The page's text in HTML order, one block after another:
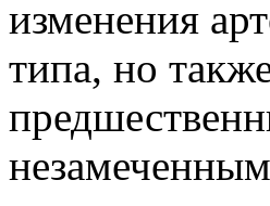
изменения
типа, но